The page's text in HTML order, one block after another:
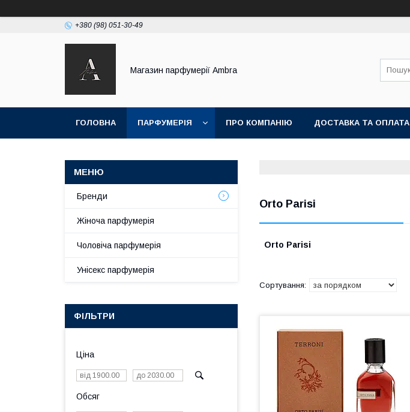
+380 (98) 051-30-49
Магазин парфумерії Ambra
ГОЛОВНА ПАРФУМЕРІЯ ПРО КОМПАНІЮ ДОСТАВКА ТА ОПЛАТА
Orto Parisi
Orto Parisi
Бренди
Жіноча парфумерія
Чоловіча парфумерія
Унісекс парфумерія
ФІЛЬТРИ
Ціна
Обсяг